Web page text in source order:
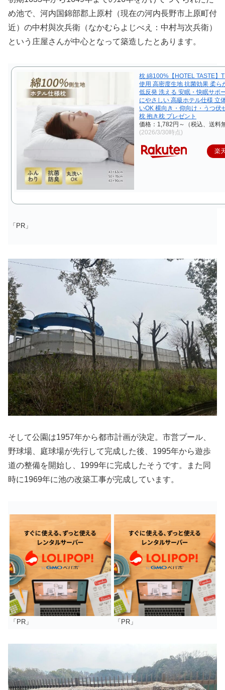
め池で、河内国錦部郡上原村（現在の河内長野市上原町付
近）の中村與次兵衛（なかむらよじべえ：中村与次兵衛）
という庄屋さんが中心となって築造したとあります。
枕 綿100%【HOTEL TASTE】
使用 高密度生地 抗菌効果 柔ら
低反発 洗える 安眠・快眠サポ
にやさしい 高級ホテル仕様 立
いOK 横向き・仰向け・うつ伏
枕 抱き枕 プレゼント
価格：1,782円～（税込、送料
(2026/3/30時点)
楽
「PR」
そして公園は1957年から都市計画が決定。市営プール、
野球場、庭球場が先行して完成した後、1995年から遊歩
道の整備を開始し、1999年に完成したそうです。また同
時に1969年に池の改築工事が完成しています。
「PR」 「PR」